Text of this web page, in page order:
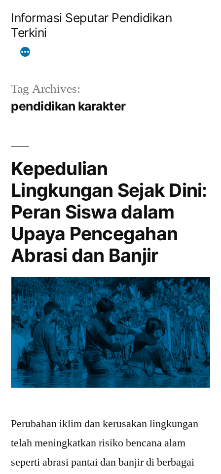
content
Informasi Seputar Pendidikan
Terkini
Tag Archives:
pendidikan karakter
Kepedulian
Lingkungan Sejak Dini:
Peran Siswa dalam
Upaya Pencegahan
Abrasi dan Banjir
Perubahan iklim dan kerusakan lingkungan
telah meningkatkan risiko bencana alam
seperti abrasi pantai dan banjir di berbagai